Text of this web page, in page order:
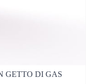
GETTO DI GAS